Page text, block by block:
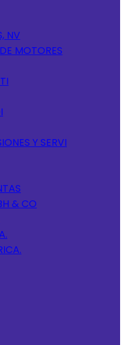
NV
MOTORES
Y SERVI
& CO